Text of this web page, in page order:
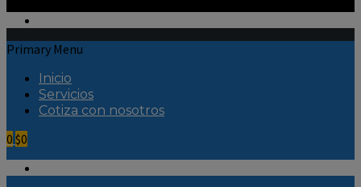
Primary Menu
Inicio
Servicios
Cotiza con nosotros
0 $0